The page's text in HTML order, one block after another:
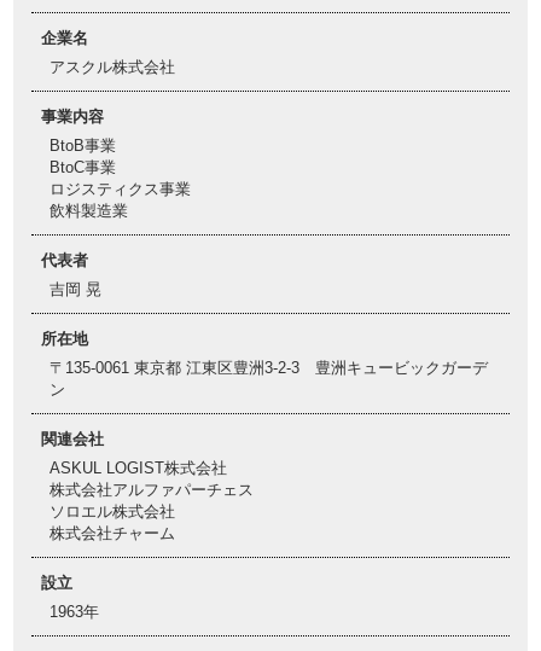
企業名
アスクル株式会社
事業内容
BtoB事業
BtoC事業
ロジスティクス事業
飲料製造業
代表者
吉岡 晃
所在地
〒135-0061 東京都 江東区豊洲3-2-3 豊洲キュービックガーデ
ン
関連会社
ASKUL LOGIST株式会社
株式会社アルファパーチェス
ソロエル株式会社
株式会社チャーム
設立
1963年